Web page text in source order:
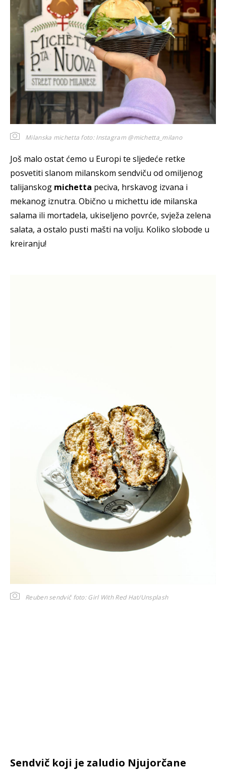
Milanska michetta foto: Instagram @michetta_milano
Još malo ostat ćemo u Europi te sljedeće retke
posvetiti slanom milanskom sendviču od omiljenog
talijanskog michetta peciva, hrskavog izvana i
mekanog iznutra. Obično u michettu ide milanska
salama ili mortadela, ukiseljeno povrće, svježa zelena
salata, a ostalo pusti mašti na volju. Koliko slobode u
kreiranju!
Reuben sendvič foto: Girl With Red Hat/Unsplash
Sendvič koji je zaludio Njujorčane